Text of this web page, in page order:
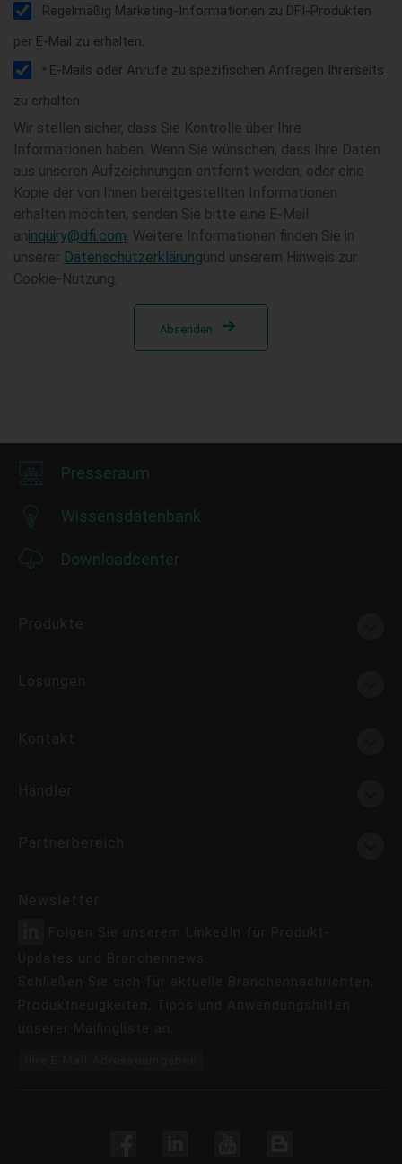
Regelmäßig Marketing-Informationen zu DFI-Produkten
per E-Mail zu erhalten.
* E-Mails oder Anrufe zu spezifischen Anfragen Ihrerseits
zu erhalten
Wir stellen sicher, dass Sie Kontrolle über Ihre
Informationen haben. Wenn Sie wünschen, dass Ihre Daten
aus unseren Aufzeichnungen entfernt werden, oder eine
Kopie der von Ihnen bereitgestellten Informationen
erhalten möchten, senden Sie bitte eine E-Mail
aninquiry@dfi.com . Weitere Informationen finden Sie in
unserer Datenschutzerklärungund unserem Hinweis zur
Cookie-Nutzung.
Absenden
Presseraum
Wissensdatenbank
Downloadcenter